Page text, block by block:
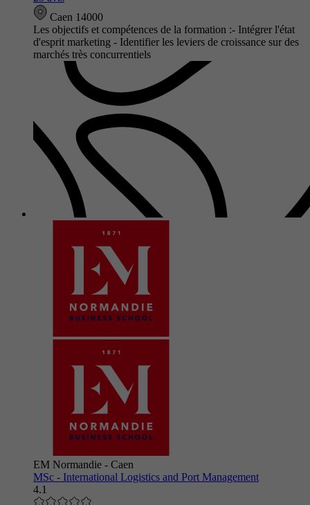
Caen 14000
Les objectifs et compétences de la formation :- Intégrer l'état
d'esprit marketing - Identifier les leviers de croissance sur des
marchés très concurrentiels
EM Normandie - Caen
MSc - International Logistics and Port Management
4.1